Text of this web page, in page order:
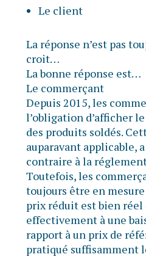
Le client
La réponse n’est pas
croit…
La bonne réponse est…
Le commerçant
Depuis 2015, les
l’obligation d’afficher
des produits soldés.
auparavant applicable,
contraire à la
Toutefois, les
toujours être en
prix réduit est bien réel
effectivement à une
rapport à un prix de
pratiqué suffisamment